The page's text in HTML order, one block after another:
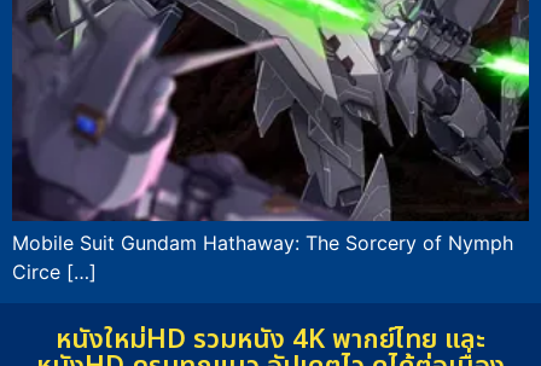
Mobile Suit Gundam Hathaway: The Sorcery of Nymph
Circe […]
หนังใหม่HD รวมหนัง 4K พากย์ไทย และ